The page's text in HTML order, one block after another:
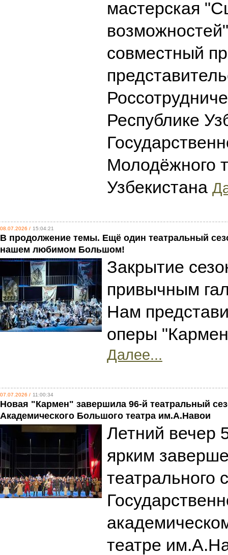
мастерская
совместный
Республике
Молодёжного
Узбекистана
08.07.2026 / 15:04:21
В продолжение темы. Ещё один театральный
нашем любимом Большом!
Закрытие
привычным
Нам
оперы
Далее...
07.07.2026 / 11:00:34
Новая "Кармен" завершила 96-й театральный
Академического Большого театра им.А.Навои
Летний вечер
ярким
театрального
театре